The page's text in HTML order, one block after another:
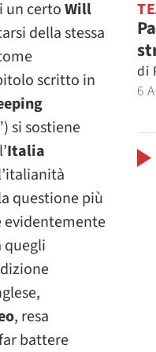
un certoWill
della stessa
scritto in
si sostiene
Italia
questione più
evidentemente
quegli
, resa
battere
di
6